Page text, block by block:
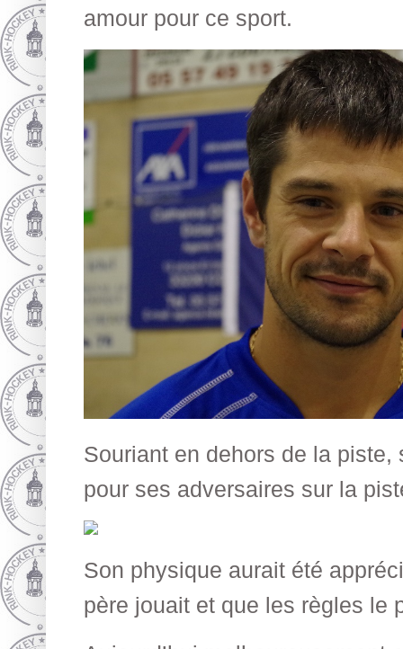
amour pour ce sport.
Souriant en dehors de la piste,
pour ses adversaires sur la
Son physique aurait été
père jouait et que les règles le